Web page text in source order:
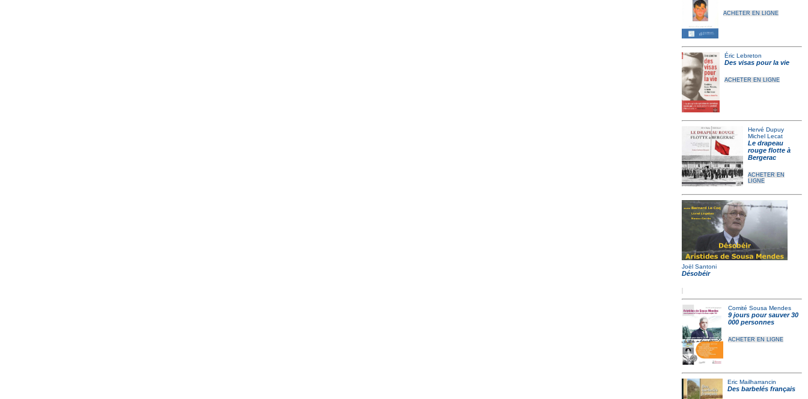
ACHETER EN LIGNE
Éric Lebreton
Des visas pour la vie
ACHETER EN LIGNE
Hervé Dupuy
Michel Lecat
Le drapeau
rouge flotte à
Bergerac
ACHETER EN
LIGNE
Joël Santoni
Désobéir
Comité Sousa Mendes
9 jours pour sauver 30
000 personnes
ACHETER EN LIGNE
Eric Mailharrancin
Des barbelés français